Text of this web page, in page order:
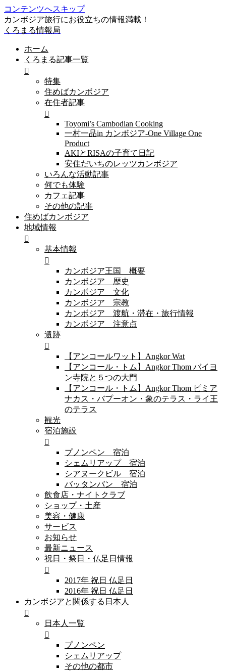
コンテンツへスキップ
カンボジア旅行にお役立ちの情報満載！
くろまる情報局
ホーム
くろまる記事一覧
特集
住めばカンボジア
在住者記事
Toyomi’s Cambodian Cooking
一村一品in カンボジア-One Village One
Product
AKIとRISAの子育て日記
安住だいちのレッツカンボジア
いろんな活動記事
何でも体験
カフェ記事
その他の記事
住めばカンボジア
地域情報
基本情報
カンボジア王国 概要
カンボジア 歴史
カンボジア 文化
カンボジア 宗教
カンボジア 渡航・滞在・旅行情報
カンボジア 注意点
遺跡
【アンコールワット】Angkor Wat
【アンコール・トム】Angkor Thom バイヨ
ン寺院と５つの大門
【アンコール・トム】Angkor Thom ピミア
ナカス・バプーオン・象のテラス・ライ王
のテラス
観光
宿泊施設
プノンペン 宿泊
シェムリアップ 宿泊
シアヌークビル 宿泊
バッタンバン 宿泊
飲食店・ナイトクラブ
ショップ・土産
美容・健康
サービス
お知らせ
最新ニュース
祝日・祭日・仏足日情報
2017年 祝日 仏足日
2016年 祝日 仏足日
カンボジアと関係する日本人
日本人一覧
プノンペン
シェムリアップ
その他の都市